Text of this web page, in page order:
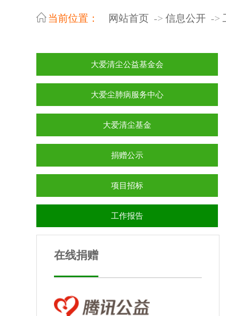
当前位置： 网站首页 信息公开
大爱清尘公益基金会
大爱尘肺病服务中心
大爱清尘基金
捐赠公示
项目招标
工作报告
在线捐赠